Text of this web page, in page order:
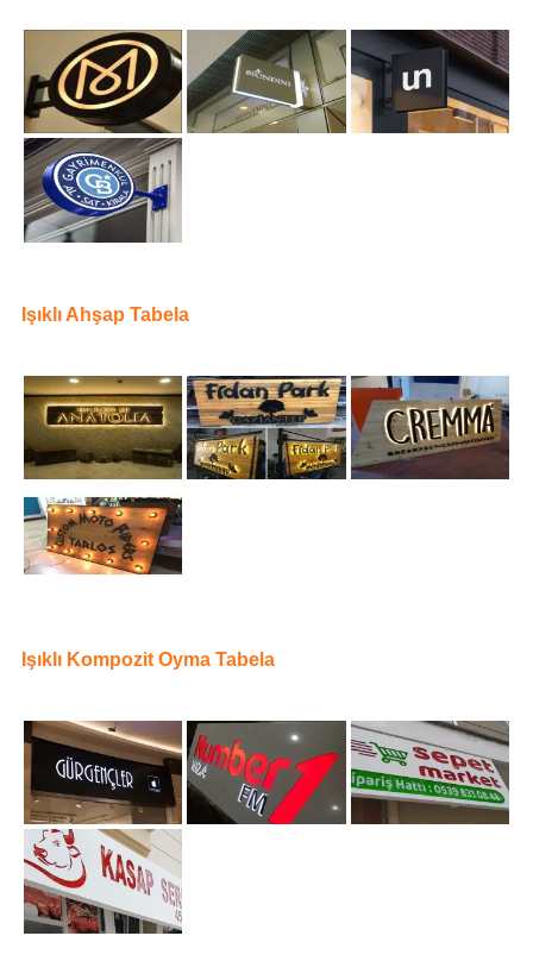
Işıklı Ahşap Tabela
Işıklı Kompozit Oyma Tabela